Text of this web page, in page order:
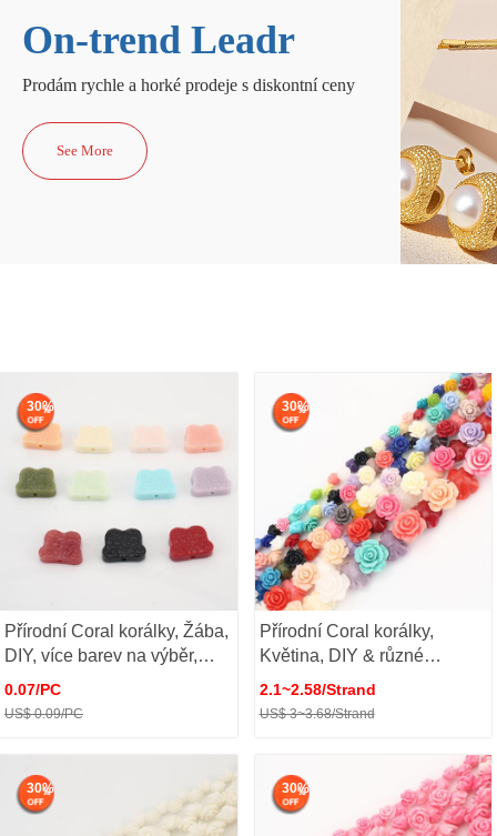
On-trend Leadr
Prodám rychle a horké prodeje s diskontní ceny
See More
30%
Přírodní Coral korálky, Žába,
DIY, více barev na výběr,
12x15x4mm, Prodáno By
PC
0.07/PC
US$ 0.09/PC
30%
Přírodní Coral korálky,
Květina, DIY & různé
velikosti pro výběr, smíšené
barvy, Prodáno By Strand
2.1~2.58/Strand
US$ 3~3.68/Strand
30% 30%